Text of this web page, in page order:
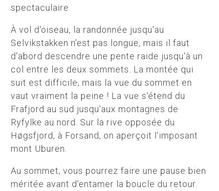
spectaculaire.
À vol d'oiseau, la randonnée jusqu'au
Selvikstakken n'est pas longue, mais il faut
d'abord descendre une pente raide jusqu'à un
col entre les deux sommets. La montée qui
suit est difficile, mais la vue du sommet en
vaut vraiment la peine ! La vue s'étend du
Frafjord au sud jusqu'aux montagnes de
Ryfylke au nord. Sur la rive opposée du
Høgsfjord, à Forsand, on aperçoit l'imposant
mont Uburen.
Au sommet, vous pourrez faire une pause bien
méritée avant d'entamer la boucle du retour.